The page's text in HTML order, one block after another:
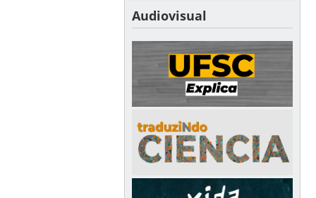
Audiovisual